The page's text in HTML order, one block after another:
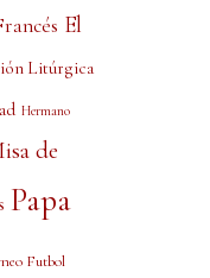
El
Litúrgica
Hermano
de
Papa
Futbol